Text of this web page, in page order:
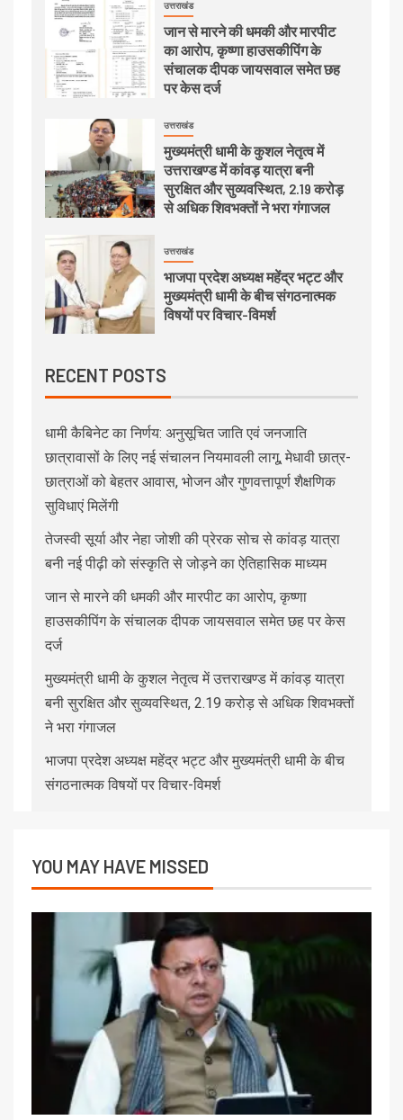
उत्तराखंड
जान से मारने की धमकी और मारपीट
का आरोप, कृष्णा हाउसकीपिंग के
संचालक दीपक जायसवाल समेत छह
पर केस दर्ज
उत्तराखंड
मुख्यमंत्री धामी के कुशल नेतृत्व में
उत्तराखण्ड में कांवड़ यात्रा बनी
सुरक्षित और सुव्यवस्थित, 2.19 करोड़
से अधिक शिवभक्तों ने भरा गंगाजल
उत्तराखंड
भाजपा प्रदेश अध्यक्ष महेंद्र भट्ट और
मुख्यमंत्री धामी के बीच संगठनात्मक
विषयों पर विचार-विमर्श
RECENT POSTS
धामी कैबिनेट का निर्णय: अनुसूचित जाति एवं जनजाति
छात्रावासों के लिए नई संचालन नियमावली लागू, मेधावी छात्र-
छात्राओं को बेहतर आवास, भोजन और गुणवत्तापूर्ण शैक्षणिक
सुविधाएं मिलेंगी
तेजस्वी सूर्या और नेहा जोशी की प्रेरक सोच से कांवड़ यात्रा
बनी नई पीढ़ी को संस्कृति से जोड़ने का ऐतिहासिक माध्यम
जान से मारने की धमकी और मारपीट का आरोप, कृष्णा
हाउसकीपिंग के संचालक दीपक जायसवाल समेत छह पर केस
दर्ज
मुख्यमंत्री धामी के कुशल नेतृत्व में उत्तराखण्ड में कांवड़ यात्रा
बनी सुरक्षित और सुव्यवस्थित, 2.19 करोड़ से अधिक शिवभक्तों
ने भरा गंगाजल
भाजपा प्रदेश अध्यक्ष महेंद्र भट्ट और मुख्यमंत्री धामी के बीच
संगठनात्मक विषयों पर विचार-विमर्श
YOU MAY HAVE MISSED